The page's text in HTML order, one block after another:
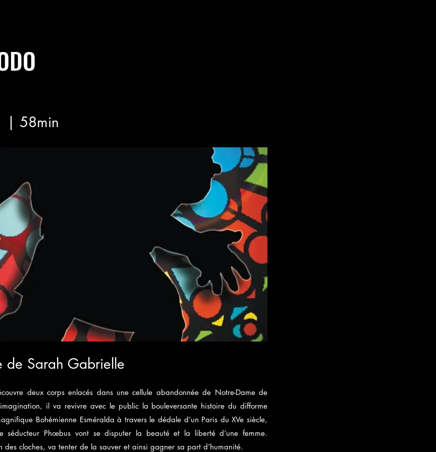
| 58min
de Sarah Gabrielle
deux corps enlacés dans une cellule abandonnée de Notre-Dame de
il va revivre avec le public la bouleversante histoire du difforme
Bohémienne Esméralda à travers le dédale d’un Paris du XVe siècle,
séducteur Phœbus vont se disputer la beauté et la liberté d’une femme.
cloches, va tenter de la sauver et ainsi gagner sa part d’humanité.